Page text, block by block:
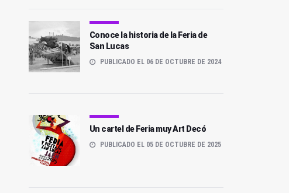
Apoteosis nocturna en el
ferial
ecuestres en el recinto
Conoce la historia de la Feria de
San Lucas
PUBLICADO EL 06 DE OCTUBRE DE 2024
Un cartel de Feria muy Art Decó
PUBLICADO EL 05 DE OCTUBRE DE 2025